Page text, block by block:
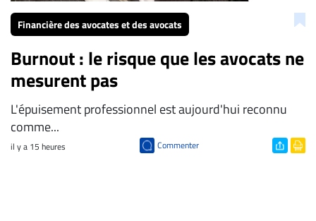
Financière des avocates et des avocats
Burnout : le risque que les avocats ne
mesurent pas
L'épuisement professionnel est aujourd'hui reconnu
comme...
il y a 15 heures Commenter